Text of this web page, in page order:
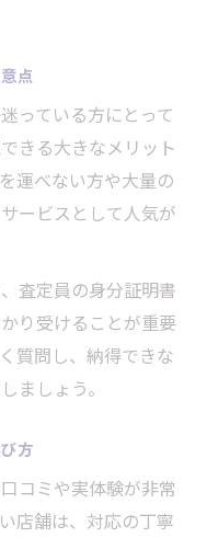
点
っている方にとって
きる大きなメリット
運べない方や大量の
ービスとして人気が
査定員の身分証明書
り受けることが重要
質問し、納得できな
ましょう。
方
コミや実体験が非常
店舗は、対応の丁寧